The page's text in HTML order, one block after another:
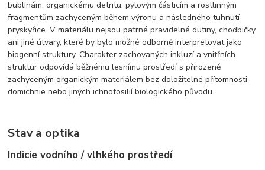
bublinám, organickému detritu, pylovým částicím a rostlinným
fragmentům zachyceným během výronu a následného tuhnutí
pryskyřice. V materiálu nejsou patrné pravidelné dutiny, chodbičky
ani jiné útvary, které by bylo možné odborně interpretovat jako
biogenní struktury. Charakter zachovaných inkluzí a vnitřních
struktur odpovídá běžnému lesnímu prostředí s přirozeně
zachyceným organickým materiálem bez doložitelné přítomnosti
domichnie nebo jiných ichnofosilií biologického původu.
Stav a optika
Indicie vodního / vlhkého prostředí